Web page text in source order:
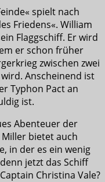
spielt nach
Friedens«. William
Flaggschiff. Er wird
er schon früher
zwischen zwei
Anscheinend ist
Typhon Pact an
ist.
Abenteuer der
Miller bietet auch
in der es ein wenig
jetzt das Schiff
Christina Vale?